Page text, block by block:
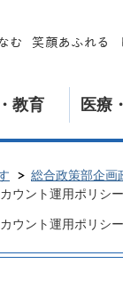
教育 医療
総合政策部企画
ウント運用ポリシー
ウント運用ポリシー